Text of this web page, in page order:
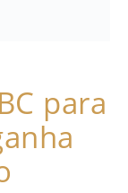
para